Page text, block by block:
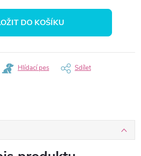
DO KOŠÍKU
Hlídací pes Sdílet